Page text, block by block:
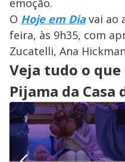
emoção.
O Hoje em Diavai ao
feira, às 9h35, com
Zucatelli, Ana
Veja tudo o
Pijama da Casa